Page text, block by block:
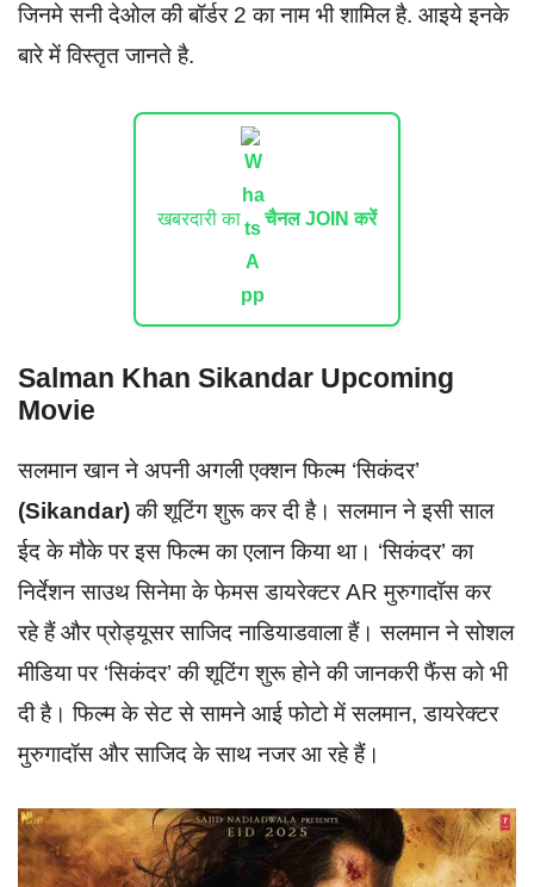
जिनमे सनी देओल की बॉर्डर 2 का नाम भी शामिल है. आइये इनके
बारे में विस्तृत जानते है.
खबरदारी का चैनल JOIN करें
Salman Khan Sikandar Upcoming
Movie
सलमान खान ने अपनी अगली एक्शन फिल्म ‘सिकंदर’
(Sikandar)की शूटिंग शुरू कर दी है। सलमान ने इसी साल
ईद के मौके पर इस फिल्म का एलान किया था। ‘सिकंदर’ का
निर्देशन साउथ सिनेमा के फेमस डायरेक्टर AR मुरुगादॉस कर
रहे हैं और प्रोड्यूसर साजिद नाडियाडवाला हैं। सलमान ने सोशल
मीडिया पर ‘सिकंदर’ की शूटिंग शुरू होने की जानकरी फैंस को भी
दी है। फिल्म के सेट से सामने आई फोटो में सलमान, डायरेक्टर
मुरुगादॉस और साजिद के साथ नजर आ रहे हैं।